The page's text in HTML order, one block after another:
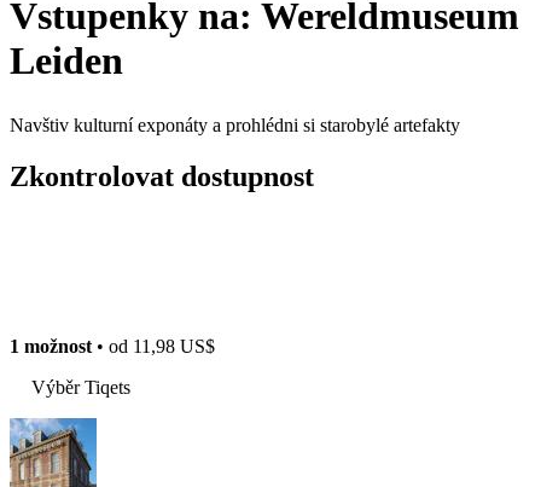
Vstupenky na: Wereldmuseum
Leiden
Navštiv kulturní exponáty a prohlédni si starobylé artefakty
Zkontrolovat dostupnost
1 možnost • od 11,98 US$
Výběr Tiqets